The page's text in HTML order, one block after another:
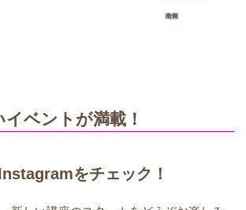
ベントが満載！
をチェック！